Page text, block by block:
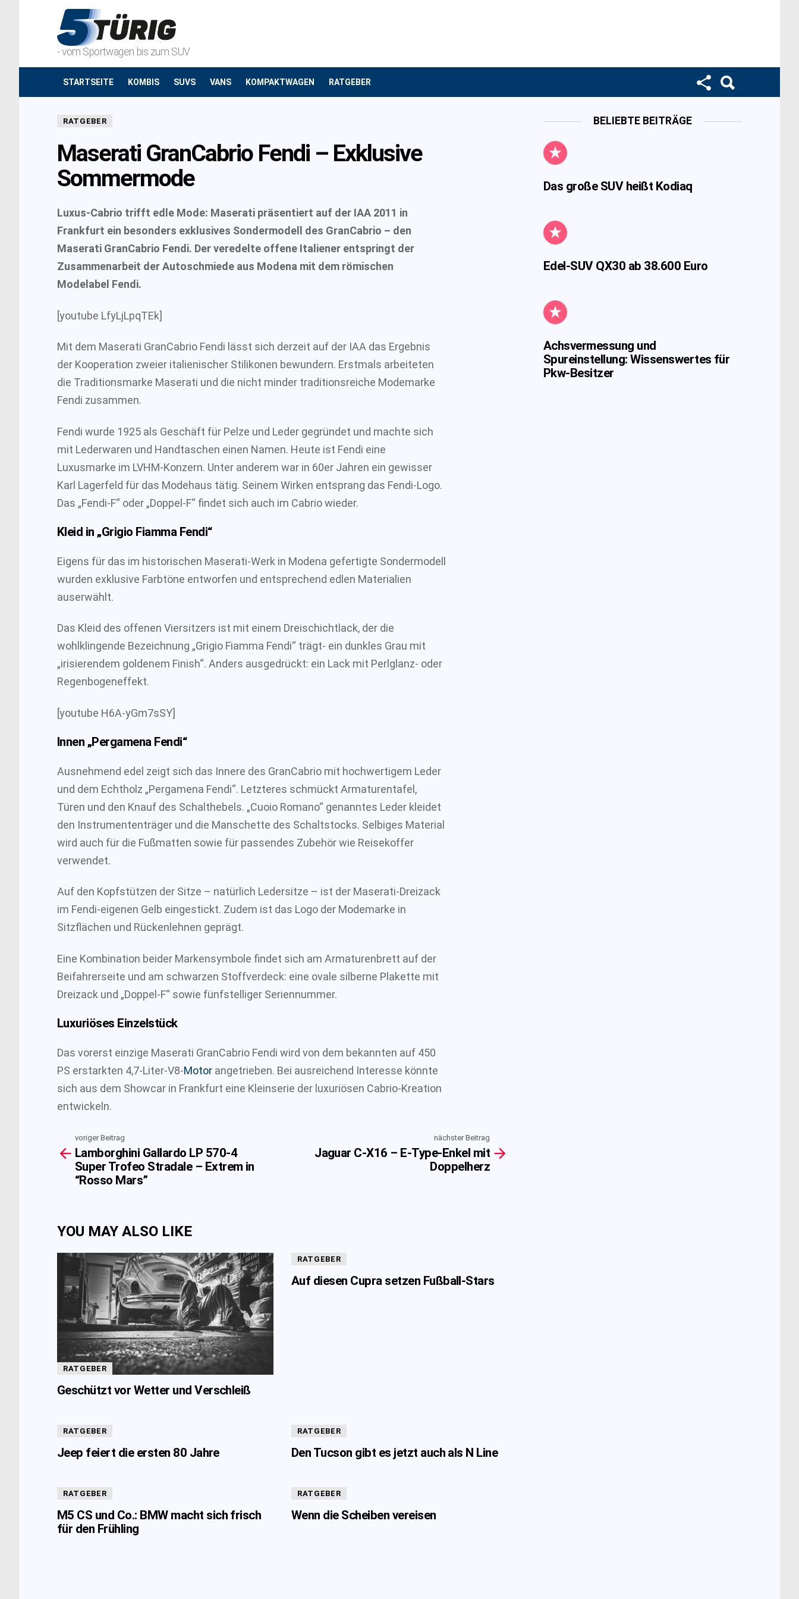
- vom Sportwagen bis zum SUV
STARTSEITE KOMBIS SUVS VANS KOMPAKTWAGEN RATGEBER
RATGEBER
Maserati GranCabrio Fendi – Exklusive
Sommermode
Luxus-Cabrio trifft edle Mode: Maserati präsentiert auf der IAA 2011 in
Frankfurt ein besonders exklusives Sondermodell des GranCabrio – den
Maserati GranCabrio Fendi. Der veredelte offene Italiener entspringt der
Zusammenarbeit der Autoschmiede aus Modena mit dem römischen
Modelabel Fendi.
[youtube LfyLjLpqTEk]
Mit dem Maserati GranCabrio Fendi lässt sich derzeit auf der IAA das Ergebnis
der Kooperation zweier italienischer Stilikonen bewundern. Erstmals arbeiteten
die Traditionsmarke Maserati und die nicht minder traditionsreiche Modemarke
Fendi zusammen.
Fendi wurde 1925 als Geschäft für Pelze und Leder gegründet und machte sich
mit Lederwaren und Handtaschen einen Namen. Heute ist Fendi eine
Luxusmarke im LVHM-Konzern. Unter anderem war in 60er Jahren ein gewisser
Karl Lagerfeld für das Modehaus tätig. Seinem Wirken entsprang das Fendi-Logo.
Das „Fendi-F“ oder „Doppel-F“ findet sich auch im Cabrio wieder.
Kleid in „Grigio Fiamma Fendi“
Eigens für das im historischen Maserati-Werk in Modena gefertigte Sondermodell
wurden exklusive Farbtöne entworfen und entsprechend edlen Materialien
auserwählt.
Das Kleid des offenen Viersitzers ist mit einem Dreischichtlack, der die
wohlklingende Bezeichnung „Grigio Fiamma Fendi“ trägt- ein dunkles Grau mit
„irisierendem goldenem Finish“. Anders ausgedrückt: ein Lack mit Perlglanz- oder
Regenbogeneffekt.
[youtube H6A-yGm7sSY]
Innen „Pergamena Fendi“
Ausnehmend edel zeigt sich das Innere des GranCabrio mit hochwertigem Leder
und dem Echtholz „Pergamena Fendi“. Letzteres schmückt Armaturentafel,
Türen und den Knauf des Schalthebels. „Cuoio Romano“ genanntes Leder kleidet
den Instrumententräger und die Manschette des Schaltstocks. Selbiges Material
wird auch für die Fußmatten sowie für passendes Zubehör wie Reisekoffer
verwendet.
Auf den Kopfstützen der Sitze – natürlich Ledersitze – ist der Maserati-Dreizack
im Fendi-eigenen Gelb eingestickt. Zudem ist das Logo der Modemarke in
Sitzflächen und Rückenlehnen geprägt.
Eine Kombination beider Markensymbole findet sich am Armaturenbrett auf der
Beifahrerseite und am schwarzen Stoffverdeck: eine ovale silberne Plakette mit
Dreizack und „Doppel-F“ sowie fünfstelliger Seriennummer.
Luxuriöses Einzelstück
Das vorerst einzige Maserati GranCabrio Fendi wird von dem bekannten auf 450
PS erstarkten 4,7-Liter-V8-Motor angetrieben. Bei ausreichend Interesse könnte
sich aus dem Showcar in Frankfurt eine Kleinserie der luxuriösen Cabrio-Kreation
entwickeln.
more
voriger Beitrag
Lamborghini Gallardo LP 570-4
Super Trofeo Stradale – Extrem in
“Rosso Mars”
nächster Beitrag
Jaguar C-X16 – E-Type-Enkel mit
Doppelherz
YOU MAY ALSO LIKE
RATGEBER
Geschützt vor Wetter und Verschleiß
RATGEBER
Auf diesen Cupra setzen Fußball-Stars
RATGEBER
Jeep feiert die ersten 80 Jahre
RATGEBER
Den Tucson gibt es jetzt auch als N Line
RATGEBER
M5 CS und Co.: BMW macht sich frisch
für den Frühling
RATGEBER
Wenn die Scheiben vereisen
BELIEBTE BEITRÄGE
Das große SUV heißt Kodiaq
Edel-SUV QX30 ab 38.600 Euro
Achsvermessung und
Spureinstellung: Wissenswertes für
Pkw-Besitzer